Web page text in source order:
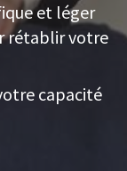
et léger
rétablir votre
capacité